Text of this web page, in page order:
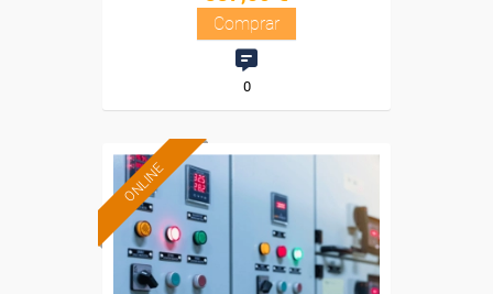
Comprar
0
ONLINE
Formación 100%
subvencionada.
Para desempleados,